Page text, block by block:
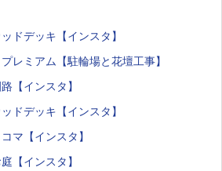
ドデッキ【インスタ】
レミアム【駐輪場と花壇工事】
【インスタ】
ドデッキ【インスタ】
マ【インスタ】
【インスタ】